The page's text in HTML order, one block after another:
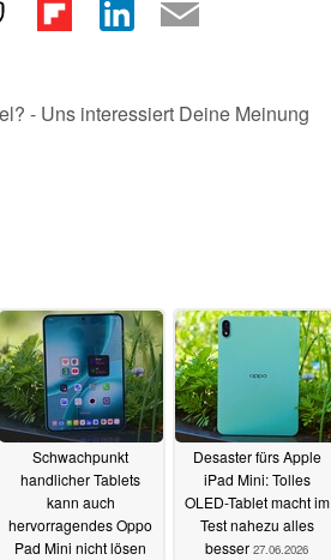
- Uns interessiert Deine Meinung
Schwachpunkt
handlicher Tablets
kann auch
hervorragendes Oppo
Pad Mini nicht lösen
Desaster fürs Apple
iPad Mini: Tolles
OLED-Tablet macht im
Test nahezu alles
besser 27.06.2026